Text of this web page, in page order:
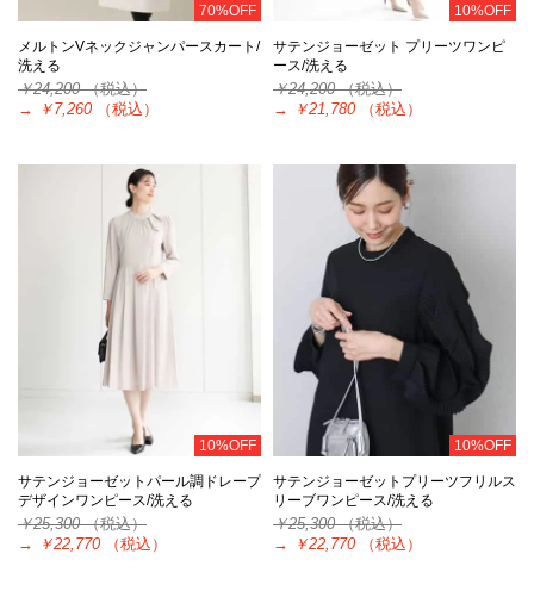
70%OFF
メルトンVネックジャンパースカート/
洗える
￥24,200（税込）
→
￥7,260 （税込）
10%OFF
サテンジョーゼット プリーツワンピ
ース/洗える
￥24,200（税込）
→
￥21,780 （税込）
10%OFF
サテンジョーゼットパール調ドレープ
デザインワンピース/洗える
￥25,300（税込）
→
￥22,770 （税込）
10%OFF
サテンジョーゼットプリーツフリルス
リーブワンピース/洗える
￥25,300（税込）
→
￥22,770 （税込）